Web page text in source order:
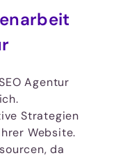
Agentur
Strategien
Website.
da